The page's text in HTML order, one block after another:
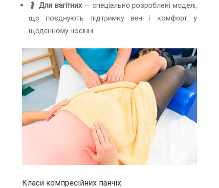
🤰Для вагітних— спеціально розроблені моделі,
що поєднують підтримку вен і комфорт у
щоденному носінні.
Класи компресійних панчіх